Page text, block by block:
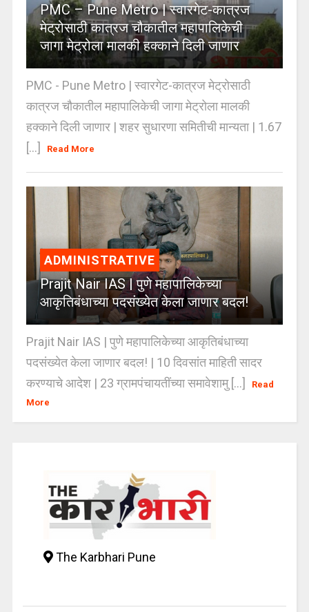
PMC – Pune Metro | स्वारगेट-कात्रज
मेट्रोसाठी कात्रज चौकातील महापालिकेची
जागा मेट्रोला मालकी हक्काने दिली जाणार
PMC - Pune Metro | स्वारगेट-कात्रज मेट्रोसाठी
कात्रज चौकातील महापालिकेची जागा मेट्रोला मालकी
हक्काने दिली जाणार | शहर सुधारणा समितीची मान्यता | 1.67
[...]
Read More
ADMINISTRATIVE
Prajit Nair IAS | पुणे महापालिकेच्या
आकृतिबंधाच्या पदसंख्येत केला जाणार बदल!
Prajit Nair IAS | पुणे महापालिकेच्या आकृतिबंधाच्या
पदसंख्येत केला जाणार बदल! | 10 दिवसांत माहिती सादर
करण्याचे आदेश | 23 ग्रामपंचायतींच्या समावेशामु [...]
Read
More
The Karbhari Pune